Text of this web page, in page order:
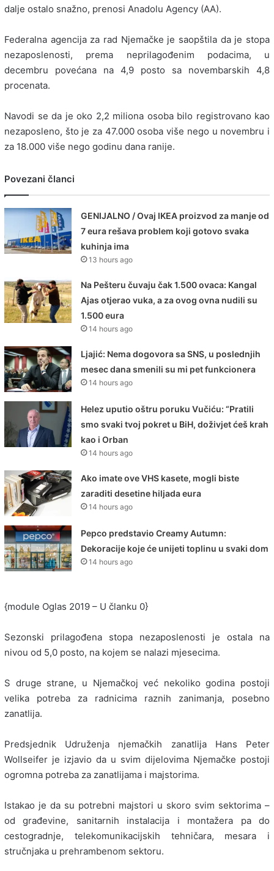
dalje ostalo snažno, prenosi Anadolu Agency (AA).
Federalna agencija za rad Njemačke je saopštila da je stopa
nezaposlenosti, prema neprilagođenim podacima, u
decembru povećana na 4,9 posto sa novembarskih 4,8
procenata.
Navodi se da je oko 2,2 miliona osoba bilo registrovano kao
nezaposleno, što je za 47.000 osoba više nego u novembru i
za 18.000 više nego godinu dana ranije.
Povezani članci
GENIJALNO / Ovaj IKEA proizvod za manje od
7 eura rešava problem koji gotovo svaka
kuhinja ima
13 hours ago
Na Pešteru čuvaju čak 1.500 ovaca: Kangal
Ajas otjerao vuka, a za ovog ovna nudili su
1.500 eura
14 hours ago
Ljajić: Nema dogovora sa SNS, u poslednjih
mesec dana smenili su mi pet funkcionera
14 hours ago
Helez uputio oštru poruku Vučiću: “Pratili
smo svaki tvoj pokret u BiH, doživjet ćeš krah
kao i Orban
14 hours ago
Ako imate ove VHS kasete, mogli biste
zaraditi desetine hiljada eura
14 hours ago
Pepco predstavio Creamy Autumn:
Dekoracije koje će unijeti toplinu u svaki dom
14 hours ago
{module Oglas 2019 – U članku 0}
Sezonski prilagođena stopa nezaposlenosti je ostala na
nivou od 5,0 posto, na kojem se nalazi mjesecima.
S druge strane, u Njemačkoj već nekoliko godina postoji
velika potreba za radnicima raznih zanimanja, posebno
zanatlija.
Predsjednik Udruženja njemačkih zanatlija Hans Peter
Wollseifer je izjavio da u svim dijelovima Njemačke postoji
ogromna potreba za zanatlijama i majstorima.
Istakao je da su potrebni majstori u skoro svim sektorima –
od građevine, sanitarnih instalacija i montažera pa do
cestogradnje, telekomunikacijskih tehničara, mesara i
stručnjaka u prehrambenom sektoru.